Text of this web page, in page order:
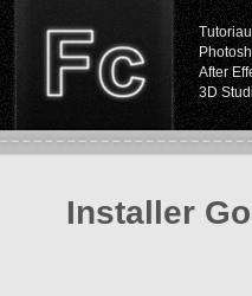
After
3D
Installer